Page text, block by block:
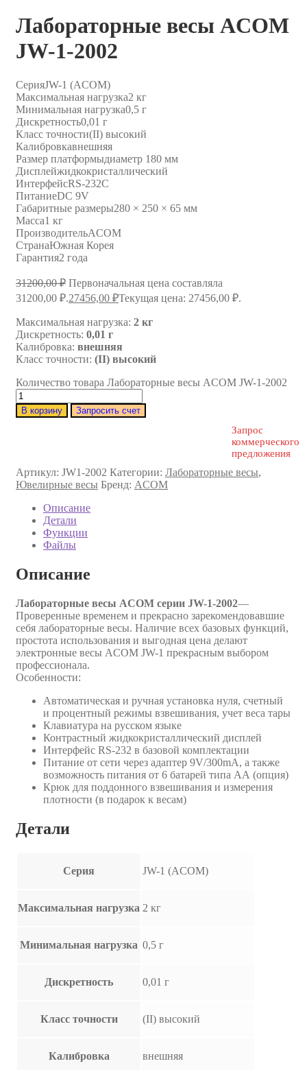
Лабораторные весы ACOM
JW-1-2002
СерияJW-1 (ACOM)
Максимальная нагрузка2 кг
Минимальная нагрузка0,5 г
Дискретность0,01 г
Класс точности(II) высокий
Калибровкавнешняя
Размер платформыдиаметр 180 мм
Дисплейжидкокристаллический
ИнтерфейсRS-232C
ПитаниеDC 9V
Габаритные размеры280 × 250 × 65 мм
Масса1 кг
ПроизводительACOM
СтранаЮжная Корея
Гарантия2 года
31200,00₽ Первоначальная цена составляла
31200,00 ₽.27456,00 ₽Текущая цена: 27456,00 ₽.
Максимальная нагрузка: 2 кг
Дискретность: 0,01 г
Калибровка: внешняя
Класс точности: (II) высокий
Количество товара Лабораторные весы ACOM JW-1-2002
В корзину Запросить счет
Запрос
коммерческого
предложения
Артикул: JW1-2002 Категории: Лабораторные весы,
Ювелирные весы Бренд: ACOM
Описание
Детали
Функции
Файлы
Описание
Лабораторные весы ACOM серии JW-1-2002—
Проверенные временем и прекрасно зарекомендовавшие
себя лабораторные весы. Наличие всех базовых функций,
простота использования и выгодная цена делают
электронные весы ACOM JW-1 прекрасным выбором
профессионала.
Особенности:
Автоматическая и ручная установка нуля, счетный
и процентный режимы взвешивания, учет веса тары
Клавиатура на русском языке
Контрастный жидкокристаллический дисплей
Интерфейс RS-232 в базовой комплектации
Питание от сети через адаптер 9V/300mA, а также
возможность питания от 6 батарей типа АА (опция)
Крюк для поддонного взвешивания и измерения
плотности (в подарок к весам)
Детали
Серия JW-1 (ACOM)
Максимальная нагрузка 2 кг
Минимальная нагрузка 0,5 г
Дискретность 0,01 г
Класс точности (II) высокий
Калибровка внешняя